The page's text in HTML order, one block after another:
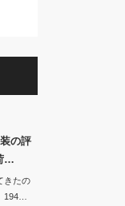
の評
…
きたの
194…